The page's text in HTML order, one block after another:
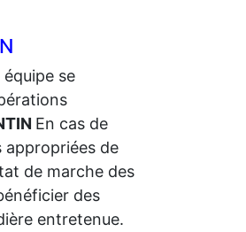
se
En cas de
de
de marche des
des
entretenue.